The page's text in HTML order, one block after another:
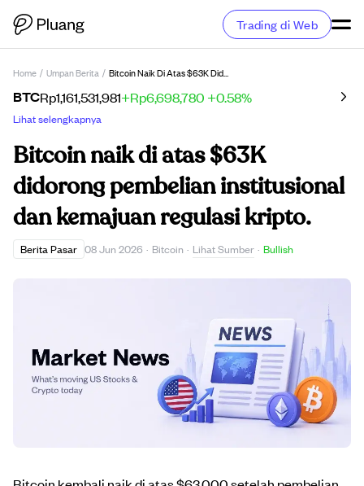
Trading di Web
Home / Umpan Berita / Bitcoin Naik Di Atas $63K Didorong Pembelian Institusional Dan Kemajuan Regulasi Kripto.
BTCRp1,161,531,981+Rp6,698,780 +0.58%
Lihat selengkapnya
Bitcoin naik di atas $63K
didorong pembelian institusional
dan kemajuan regulasi kripto.
Berita Pasar 08 Jun 2026 · Bitcoin · Lihat Sumber · Bullish